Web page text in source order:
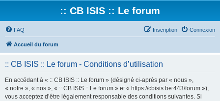
:: CB ISIS :: Le forum
FAQ Connexion
Inscription
Accueil du forum
:: CB ISIS :: Le forum - Conditions d’utilisation
En accédant à « :: CB ISIS :: Le forum » (désigné ci-après par « nous »,
« notre », « nos », « :: CB ISIS :: Le forum » et « https://cbisis.be:443/forum »),
vous acceptez d’être légalement responsable des conditions suivantes. Si